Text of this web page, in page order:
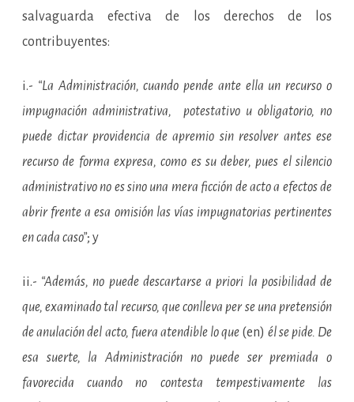
salvaguarda efectiva de los derechos de los
contribuyentes:
i.- “La Administración, cuando pende ante ella un recurso o
impugnación administrativa, potestativo u obligatorio, no
puede dictar providencia de apremio sin resolver antes ese
recurso de forma expresa, como es su deber, pues el silencio
administrativo no es sino una mera ficción de acto a efectos de
abrir frente a esa omisión las vías impugnatorias pertinentes
en cada caso”; y
ii.- “Además, no puede descartarse a priori la posibilidad de
que, examinado tal recurso, que conlleva per se una pretensión
de anulación del acto, fuera atendible lo que (en) él se pide. De
esa suerte, la Administración no puede ser premiada o
favorecida cuando no contesta tempestivamente las